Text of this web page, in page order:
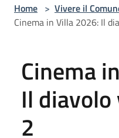
Home > Vivere il
Cinema in Villa 2026: Il
Cinema
Il
2